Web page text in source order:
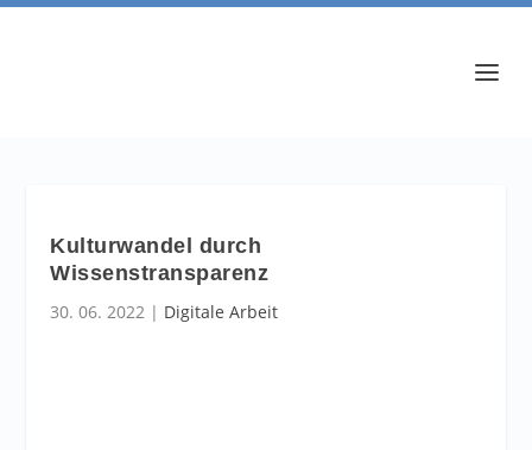
Kulturwandel durch
Wissenstransparenz
30. 06. 2022 | Digitale Arbeit